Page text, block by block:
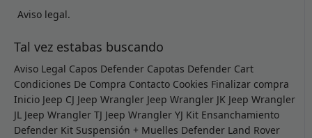
Aviso legal.
Tal vez estabas buscando
Aviso Legal Capos Defender Capotas Defender Cart
Condiciones De Compra Contacto Cookies Finalizar compra
Inicio Jeep CJ Jeep Wrangler Jeep Wrangler JK Jeep Wrangler
JL Jeep Wrangler TJ Jeep Wrangler YJ Kit Ensanchamiento
Defender Kit Suspensión + Muelles Defender Land Rover